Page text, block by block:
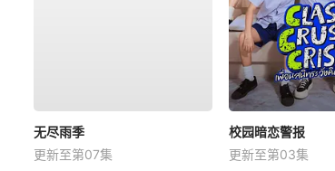
无尽雨季
更新至第07集
校园暗恋警报
更新至第03集